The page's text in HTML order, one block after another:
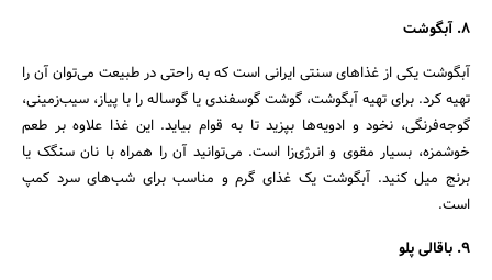
8. آبگوشت
آبگوشت یکی از غذاهای سنتی ایرانی است که به راحتی در طبیعت می‌توان آن را
تهیه کرد. برای تهیه آبگوشت، گوشت گوسفندی یا گوساله را با پیاز، سیب‌زمینی،
گوجه‌فرنگی، نخود و ادویه‌ها بپزید تا به قوام بیاید. این غذا علاوه بر طعم
خوشمزه، بسیار مقوی و انرژی‌زا است. می‌توانید آن را همراه با نان سنگک یا
برنج میل کنید. آبگوشت یک غذای گرم و مناسب برای شب‌های سرد کمپ
است.
9. باقالی پلو